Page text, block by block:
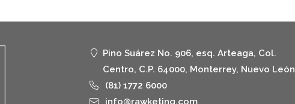
Pino Suárez No. 906, esq. Arteaga, Col.
Centro, C.P. 64000, Monterrey, Nuevo León
(81) 1772 6000
info@rawketing.com